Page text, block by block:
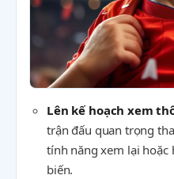
Lên kế hoạch xem
trận đấu quan trọng
tính năng xem lại
biến.